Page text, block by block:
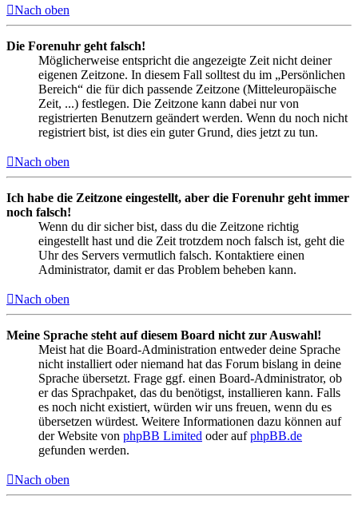
Nach oben
Die Forenuhr geht falsch!
Möglicherweise entspricht die angezeigte Zeit nicht deiner
eigenen Zeitzone. In diesem Fall solltest du im „Persönlichen
Bereich“ die für dich passende Zeitzone (Mitteleuropäische
Zeit, ...) festlegen. Die Zeitzone kann dabei nur von
registrierten Benutzern geändert werden. Wenn du noch nicht
registriert bist, ist dies ein guter Grund, dies jetzt zu tun.
Nach oben
Ich habe die Zeitzone eingestellt, aber die Forenuhr geht immer
noch falsch!
Wenn du dir sicher bist, dass du die Zeitzone richtig
eingestellt hast und die Zeit trotzdem noch falsch ist, geht die
Uhr des Servers vermutlich falsch. Kontaktiere einen
Administrator, damit er das Problem beheben kann.
Nach oben
Meine Sprache steht auf diesem Board nicht zur Auswahl!
Meist hat die Board-Administration entweder deine Sprache
nicht installiert oder niemand hat das Forum bislang in deine
Sprache übersetzt. Frage ggf. einen Board-Administrator, ob
er das Sprachpaket, das du benötigst, installieren kann. Falls
es noch nicht existiert, würden wir uns freuen, wenn du es
übersetzen würdest. Weitere Informationen dazu können auf
der Website von phpBB Limited oder aufphpBB.de
gefunden werden.
Nach oben